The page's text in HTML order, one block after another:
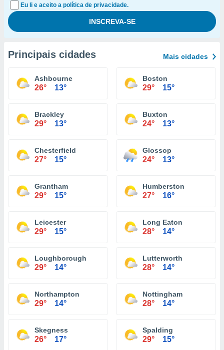
Eu li e aceito a política de privacidade.
Principais cidades Mais cidades
Ashbourne
26° 13°
Boston
29° 15°
Brackley
29° 13°
Buxton
24° 13°
Chesterfield
27° 15°
Glossop
24° 13°
Grantham
29° 15°
Humberston
27° 16°
Leicester
29° 15°
Long Eaton
28° 14°
Loughborough
29° 14°
Lutterworth
28° 14°
Northampton
29° 14°
Nottingham
28° 14°
Skegness
26° 17°
Spalding
29° 15°